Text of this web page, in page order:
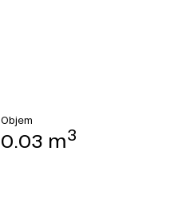
Objem
0.03 m3